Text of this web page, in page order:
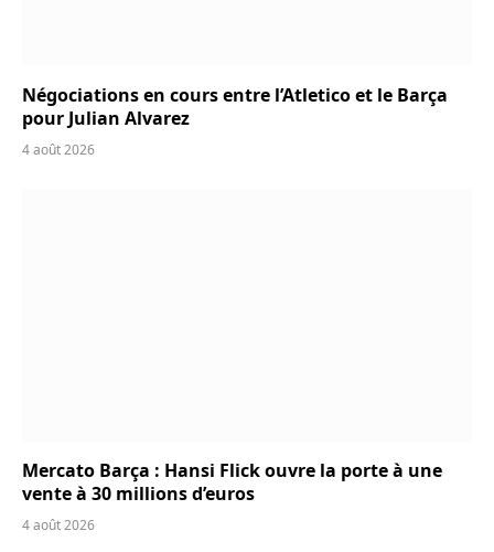
Négociations en cours entre l’Atletico et le Barça
pour Julian Alvarez
4 août 2026
Mercato Barça : Hansi Flick ouvre la porte à une
vente à 30 millions d’euros
4 août 2026